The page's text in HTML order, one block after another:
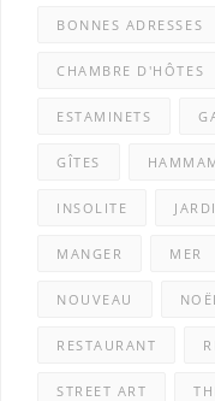
BONNES ADRESSES
CHAMBRE D'HÔTES
ESTAMINETS
GÎTES
INSOLITE
MANGER MER
NOUVEAU NOËL
RESTAURANT
STREET ART